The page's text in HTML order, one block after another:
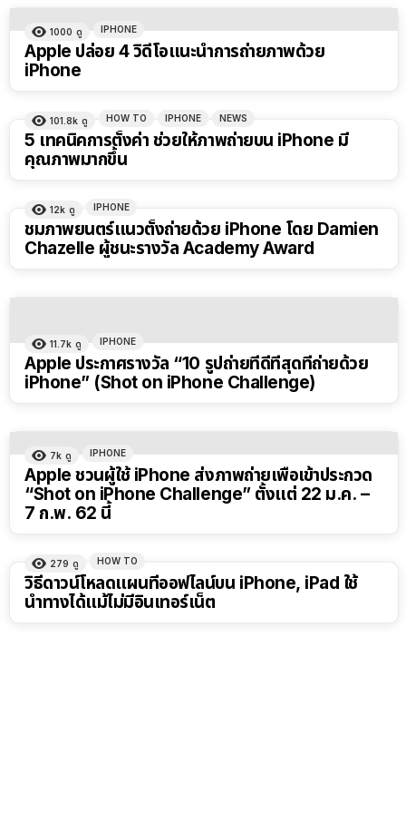
1000 ดู IPHONE
Apple ปล่อย 4 วิดีโอแนะนำการถ่ายภาพด้วย
iPhone
101.8k ดู HOW TO IPHONE NEWS
5 เทคนิคการตั้งค่า ช่วยให้ภาพถ่ายบน iPhone มี
คุณภาพมากขึ้น
12k ดู IPHONE
ชมภาพยนตร์แนวตั้งถ่ายด้วย iPhone โดย Damien
Chazelle ผู้ชนะรางวัล Academy Award
11.7k ดู IPHONE
Apple ประกาศรางวัล “10 รูปถ่ายที่ดีที่สุดที่ถ่ายด้วย
iPhone” (Shot on iPhone Challenge)
7k ดู IPHONE
Apple ชวนผู้ใช้ iPhone ส่งภาพถ่ายเพื่อเข้าประกวด
“Shot on iPhone Challenge” ตั้งแต่ 22 ม.ค. –
7 ก.พ. 62 นี้
279 ดู HOW TO
วิธีดาวน์โหลดแผนที่ออฟไลน์บน iPhone, iPad ใช้
นำทางได้แม้ไม่มีอินเทอร์เน็ต